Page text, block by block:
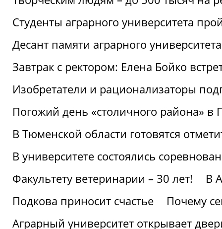
Студенты аграрного университета
Десант памяти аграрного
Завтрак с ректором: Елена Бойко
Изобретатели и рационализаторы
Погожий день «столичного района» в
В Тюменской области готовятся
В университете состоялись
Факультету ветеринарии – 30 лет!
В
Подкова приносит счастье
Почему
Аграрный университет открывает